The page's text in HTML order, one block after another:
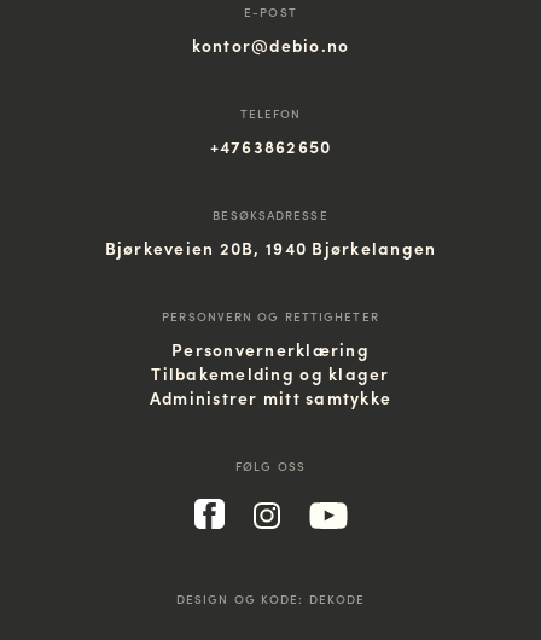
E-POST
kontor@debio.no
TELEFON
+4763862650
BESØKSADRESSE
Bjørkeveien 20B, 1940 Bjørkelangen
PERSONVERN OG RETTIGHETER
Personvernerklæring
Tilbakemelding og klager
Administrer mitt samtykke
FØLG OSS
DESIGN OG KODE: DEKODE